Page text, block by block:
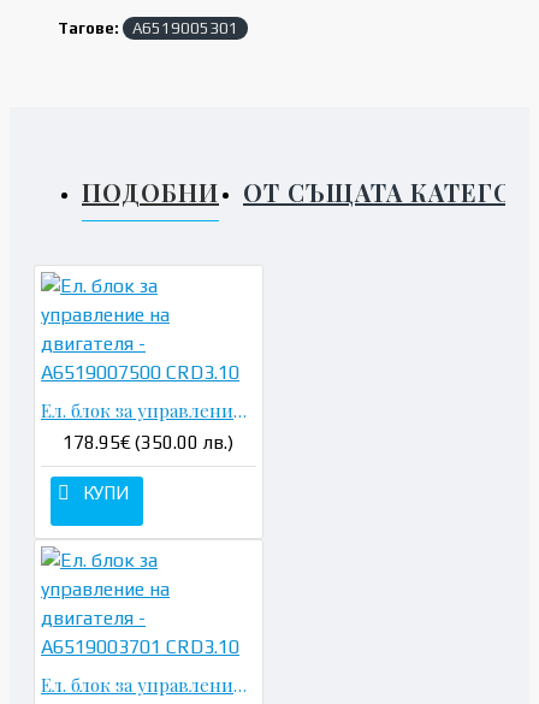
Тагове: A6519005301
ПОДОБНИ ОТ СЪЩАТА
Ел. блок за управление на двигателя - A6519007500 CRD3.10
178.95€ (350.00 лв.)
КУПИ
Ел. блок за управление на двигателя - A6519003701 CRD3.10